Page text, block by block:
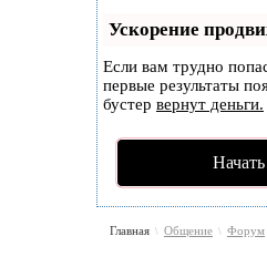
Ускорение
Если вам трудно
первые результаты
бустер вернут деньги.
Главная \ Общение \ Форум